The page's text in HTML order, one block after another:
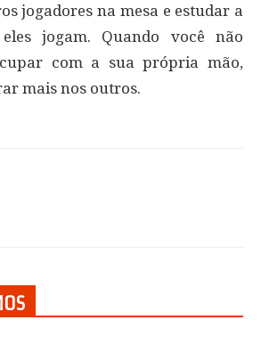
jogadores na mesa e estudar a
jogam. Quando você não
com a sua própria mão,
mais nos outros.